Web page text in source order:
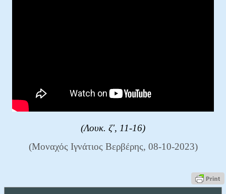
(Λουκ. ζ', 11-16)
(Μοναχός Ιγνάτιος Βερβέρης, 08-10-2023)